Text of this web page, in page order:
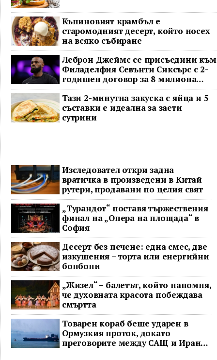
Къпиновият крамбъл е
старомодният десерт, който носех
на всяко събиране
Леброн Джеймс се присъедини към
Филаделфия Севънти Сиксърс с 2-
годишен договор за 8 милиона
долара
Тази 2-минутна закуска с яйца и 5
съставки е идеална за заети
сутрини
Изследовател откри задна
вратичка в произведени в Китай
рутери, продавани по целия свят
„Турандот“ поставя тържествения
финал на „Опера на площада“ в
София
Десерт без печене: една смес, две
изкушения – торта или енергийни
бонбони
„Жизел“ – балетът, който напомня,
че духовната красота побеждава
смъртта
Товарен кораб беше ударен в
Ормузкия проток, докато
преговорите между САЩ и Иран